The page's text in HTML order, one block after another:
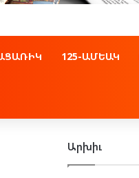
125-ԱՄԵԱԿ
Արխիւ